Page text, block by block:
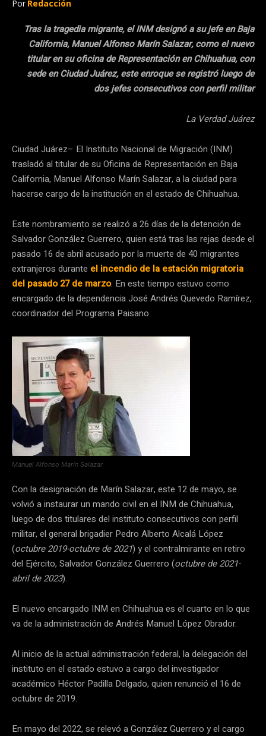
Por Redacción
Tras la tragedia migrante, el INM designó a su jefe en Baja
California, Manuel Alfonso Marín Salazar, como el nuevo
titular en su oficina de Representación en Chihuahua, con
sede en Ciudad Juárez, este enroque se registró luego de
dos jefes consecutivos con perfil militar
La Verdad Juárez
Ciudad Juárez– El Instituto Nacional de Migración (INM)
trasladó al titular de su Oficina de Representación en Baja
California, Manuel Alfonso Marín Salazar, a la ciudad para
hacerse cargo de la institución en el estado de Chihuahua.
Este nombramiento se realizó a 26 días de la detención de
Salvador González Guerrero, quien está tras las rejas desde el
pasado 16 de abril acusado por la muerte de 40 migrantes
extranjeros durante el incendio de la estación migratoria
del pasado 27 de marzo. En este tiempo estuvo como
encargado de la dependencia José Andrés Quevedo Ramírez,
coordinador del Programa Paisano.
Manuel Alfonso Marín Salazar
Con la designación de Marín Salazar, este 12 de mayo, se
volvió a instaurar un mando civil en el INM de Chihuahua,
luego de dos titulares del instituto consecutivos con perfil
militar, el general brigadier Pedro Alberto Alcalá López
(octubre 2019-octubre de 2021) y el contralmirante en retiro
del Ejército, Salvador González Guerrero (octubre de 2021-
abril de 2023).
El nuevo encargado INM en Chihuahua es el cuarto en lo que
va de la administración de Andrés Manuel López Obrador.
Al inicio de la actual administración federal, la delegación del
instituto en el estado estuvo a cargo del investigador
académico Héctor Padilla Delgado, quien renunció el 16 de
octubre de 2019.
En mayo del 2022, se relevó a González Guerrero y el cargo